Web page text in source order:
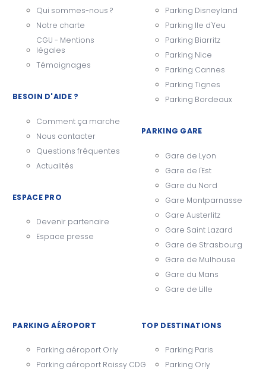
Qui sommes-nous ?
Notre charte
CGU - Mentions
légales
Témoignages
BESOIN D'AIDE ?
Comment ça marche
Nous contacter
Questions fréquentes
Actualités
ESPACE PRO
Devenir partenaire
Espace presse
Parking Disneyland
Parking Ile d'Yeu
Parking Biarritz
Parking Nice
Parking Cannes
Parking Tignes
Parking Bordeaux
PARKING GARE
Gare de Lyon
Gare de l'Est
Gare du Nord
Gare Montparnasse
Gare Austerlitz
Gare Saint Lazard
Gare de Strasbourg
Gare de Mulhouse
Gare du Mans
Gare de Lille
PARKING AÉROPORT
Parking aéroport Orly
Parking aéroport Roissy CDG
TOP DESTINATIONS
Parking Paris
Parking Orly